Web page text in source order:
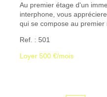
Au premier étage d'un
interphone, vous
qui se compose au
escalier accédant au 2ème
d'une salle de bains, d'un
garage spacieux pour
sur les risques auxquels
Ref. : 501
Loyer 500 €/mois